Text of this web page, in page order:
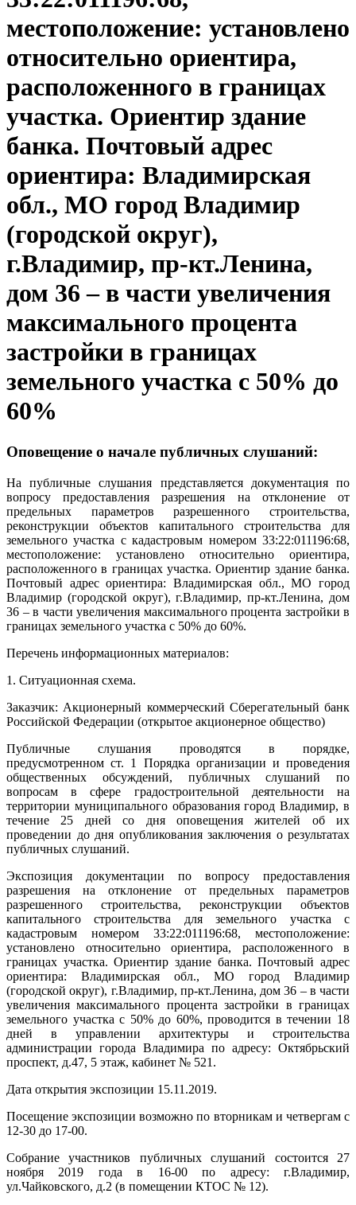
местоположение: установлено
относительно ориентира,
расположенного в границах
участка. Ориентир здание
банка. Почтовый адрес
ориентира: Владимирская
обл., МО город Владимир
(городской округ),
г.Владимир, пр-кт.Ленина,
дом 36 – в части увеличения
максимального процента
застройки в границах
земельного участка с 50% до
60%
Оповещение о начале публичных слушаний:
На публичные слушания представляется документация по
вопросу предоставления разрешения на отклонение от
предельных параметров разрешенного строительства,
реконструкции объектов капитального строительства для
земельного участка с кадастровым номером 33:22:011196:68,
местоположение: установлено относительно ориентира,
расположенного в границах участка. Ориентир здание банка.
Почтовый адрес ориентира: Владимирская обл., МО город
Владимир (городской округ), г.Владимир, пр-кт.Ленина, дом
36 – в части увеличения максимального процента застройки в
границах земельного участка с 50% до 60%.
Перечень информационных материалов:
1. Ситуационная схема.
Заказчик: Акционерный коммерческий Сберегательный банк
Российской Федерации (открытое акционерное общество)
Публичные слушания проводятся в порядке,
предусмотренном ст. 1 Порядка организации и проведения
общественных обсуждений, публичных слушаний по
вопросам в сфере градостроительной деятельности на
территории муниципального образования город Владимир, в
течение 25 дней со дня оповещения жителей об их
проведении до дня опубликования заключения о результатах
публичных слушаний.
Экспозиция документации по вопросу предоставления
разрешения на отклонение от предельных параметров
разрешенного строительства, реконструкции объектов
капитального строительства для земельного участка с
кадастровым номером 33:22:011196:68, местоположение:
установлено относительно ориентира, расположенного в
границах участка. Ориентир здание банка. Почтовый адрес
ориентира: Владимирская обл., МО город Владимир
(городской округ), г.Владимир, пр-кт.Ленина, дом 36 – в части
увеличения максимального процента застройки в границах
земельного участка с 50% до 60%, проводится в течении 18
дней в управлении архитектуры и строительства
администрации города Владимира по адресу: Октябрьский
проспект, д.47, 5 этаж, кабинет № 521.
Дата открытия экспозиции 15.11.2019.
Посещение экспозиции возможно по вторникам и четвергам с
12-30 до 17-00.
Собрание участников публичных слушаний состоится 27
ноября 2019 года в 16-00 по адресу: г.Владимир,
ул.Чайковского, д.2 (в помещении КТОС № 12).